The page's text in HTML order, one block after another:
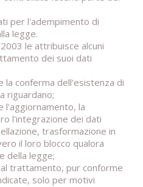
per l'adempimento di
legge.
le attribuisce alcuni
dei suoi dati
conferma dell'esistenza di
riguardano;
la
l'integrazione dei dati
trasformazione in
il loro blocco qualora
della legge;
trattamento, pur conforme
solo per motivi